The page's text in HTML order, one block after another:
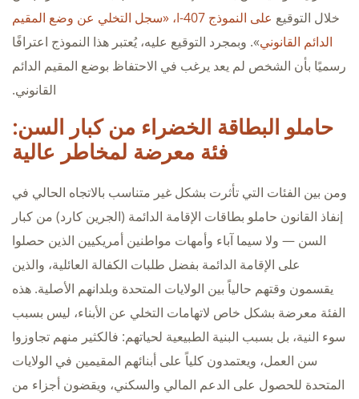
خلال التوقيع
على النموذج I-407، «سجل التخلي عن وضع المقيم
الدائم القانوني». وبمجرد التوقيع عليه، يُعتبر هذا النموذج اعترافًا
رسميًا بأن الشخص لم يعد يرغب في الاحتفاظ بوضع المقيم الدائم
القانوني.
حاملو البطاقة الخضراء من كبار السن:
فئة معرضة لمخاطر عالية
ومن بين الفئات التي تأثرت بشكل غير متناسب بالاتجاه الحالي في
إنفاذ القانون حاملو بطاقات الإقامة الدائمة (الجرين كارد) من كبار
السن — ولا سيما آباء وأمهات مواطنين أمريكيين الذين حصلوا
على الإقامة الدائمة بفضل طلبات الكفالة العائلية، والذين
يقسمون وقتهم حالياً بين الولايات المتحدة وبلدانهم الأصلية. هذه
الفئة معرضة بشكل خاص لاتهامات التخلي عن الأبناء، ليس بسبب
سوء النية، بل بسبب البنية الطبيعية لحياتهم: فالكثير منهم تجاوزوا
سن العمل، ويعتمدون كلياً على أبنائهم المقيمين في الولايات
المتحدة للحصول على الدعم المالي والسكني، ويقضون أجزاء من